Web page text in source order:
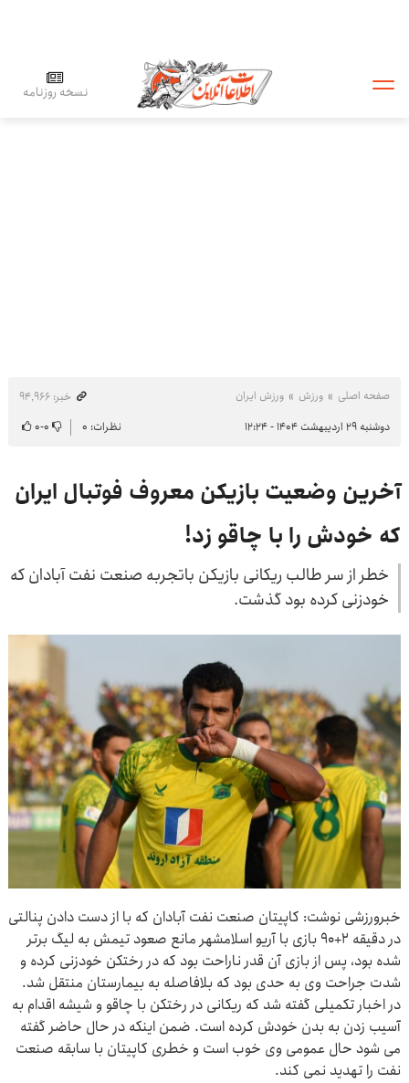
نسخه روزنامه
صفحه اصلی ورزش ورزش ایران
خبر: ۹۴٬۹۶۶
دوشنبه ۲۹ اردیبهشت ۱۴۰۴ - ۱۲:۲۴
نظرات: ۰ ۰-۰
آخرین وضعیت بازیکن معروف فوتبال ایران
که خودش را با چاقو زد!
خطر از سر طالب ریکانی بازیکن باتجربه صنعت نفت آبادان که
خودزنی کرده بود گذشت.
خبرورزشی نوشت: کاپیتان صنعت نفت آبادان که با از دست دادن پنالتی
در دقیقه ۲+۹۰ بازی با آریو اسلامشهر مانع صعود تیمش به لیگ برتر
شده بود، پس از بازی آن قدر ناراحت بود که در رختکن خودزنی کرده و
شدت جراحت وی به حدی بود که بلافاصله به بیمارستان منتقل شد.
در اخبار تکمیلی گفته شد که ریکانی در رختکن با چاقو و شیشه اقدام به
آسیب زدن به بدن خودش کرده است. ضمن اینکه در حال حاضر گفته
می شود حال عمومی وی خوب است و خطری کاپیتان با سابقه صنعت
نفت را تهدید نمی کند.